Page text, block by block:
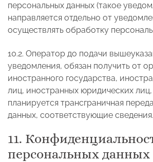
персональных данных (такое
направляется отдельно от
осуществлять обработку
10.2. Оператор до подачи
уведомления, обязан получить от
иностранного государства,
лиц, иностранных юридических
планируется трансграничная
данных, соответствующие сведения.
11.
персональных данных